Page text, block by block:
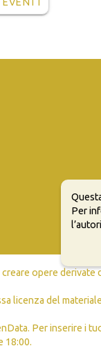
opere derivate
licenza del
Per inserire i
18:00.
Per